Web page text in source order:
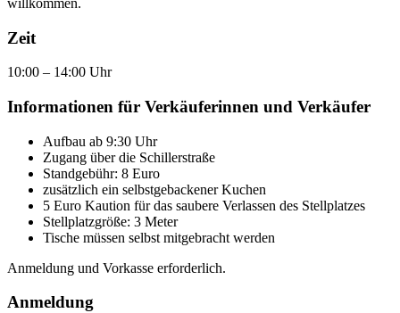
Zeit
10:00 – 14:00 Uhr
Informationen für Verkäuferinnen und Verkäufer
Aufbau ab 9:30 Uhr
Zugang über die Schillerstraße
Standgebühr: 8 Euro
zusätzlich ein selbstgebackener Kuchen
5 Euro Kaution für das saubere Verlassen des Stellplatzes
Stellplatzgröße: 3 Meter
Tische müssen selbst mitgebracht werden
Anmeldung und Vorkasse erforderlich.
Anmeldung